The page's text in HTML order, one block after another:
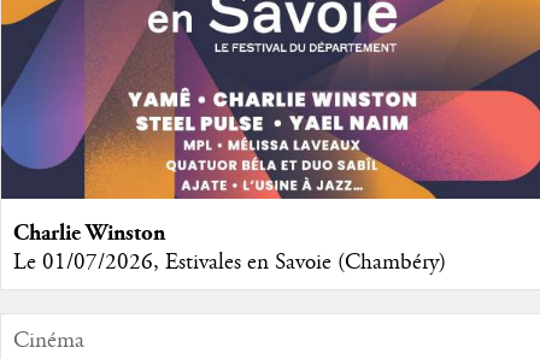
Charlie Winston
Le 01/07/2026, Estivales en Savoie (Chambéry)
Cinéma